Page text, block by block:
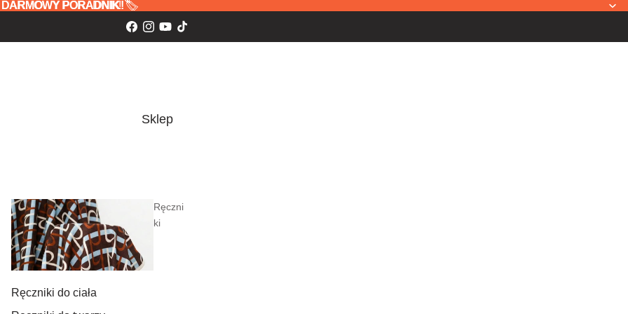
DARMOWY PORADNIK!🏷️
DARMOWY PORADNIK! 🏷️
Sklep
Ręczni
ki
Ręczniki do ciała